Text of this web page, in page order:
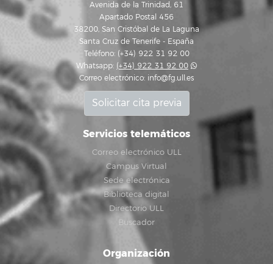
Avenida de la Trinidad, 61
Apartado Postal 456
38200, San Cristóbal de La Laguna
Santa Cruz de Tenerife - España
Teléfono: (+34) 922 31 92 00
Whatsapp: (+34) 922 31 92 00
Correo electrónico: info@fg.ull.es
Solicitar cita previa
Servicios telemáticos
Correo electrónico ULL
Campus Virtual
Sede electrónica
Biblioteca digital
Directorio ULL
Buscador
Organización